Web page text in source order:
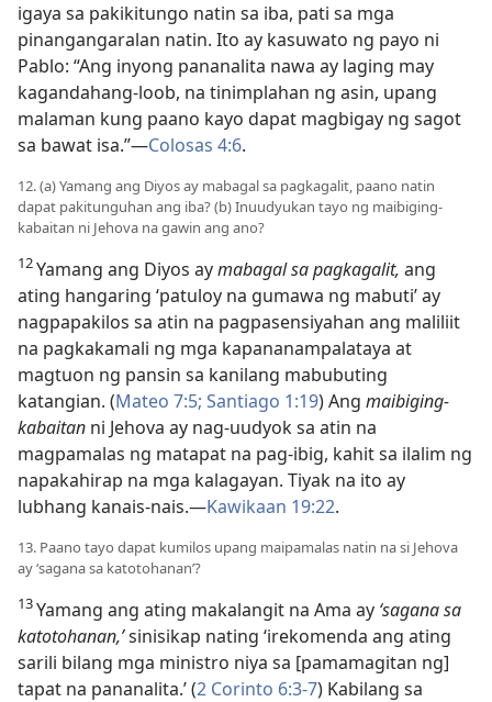
igaya sa pakikitungo natin sa iba, pati sa mga
pinangangaralan natin. Ito ay kasuwato ng payo ni
Pablo: “Ang inyong pananalita nawa ay laging may
kagandahang-loob, na tinimplahan ng asin, upang
malaman kung paano kayo dapat magbigay ng sagot
sa bawat isa.”​—Colosas 4:6.
12. (a) Yamang ang Diyos ay mabagal sa pagkagalit, paano natin
dapat pakitunguhan ang iba? (b) Inuudyukan tayo ng maibiging-
kabaitan ni Jehova na gawin ang ano?
12Yamang ang Diyos aymabagal sa pagkagalit, ang
ating hangaring ‘patuloy na gumawa ng mabuti’ ay
nagpapakilos sa atin na pagpasensiyahan ang maliliit
na pagkakamali ng mga kapananampalataya at
magtuon ng pansin sa kanilang mabubuting
katangian. (Mateo 7:5; Santiago 1:19) Ang maibiging-
kabaitan ni Jehova ay nag-uudyok sa atin na
magpamalas ng matapat na pag-ibig, kahit sa ilalim ng
napakahirap na mga kalagayan. Tiyak na ito ay
lubhang kanais-nais.​—Kawikaan 19:22.
13. Paano tayo dapat kumilos upang maipamalas natin na si Jehova
ay ‘sagana sa katotohanan’?
13Yamang ang ating makalangit na Ama ay ‘sagana sa
katotohanan,’sinisikap nating ‘irekomenda ang ating
sarili bilang mga ministro niya sa [pamamagitan ng]
tapat na pananalita.’ (2 Corinto 6:3-7) Kabilang sa